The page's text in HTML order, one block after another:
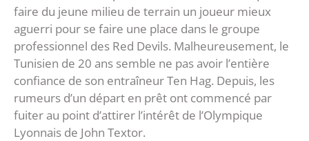
faire du jeune milieu de terrain un joueur mieux
aguerri pour se faire une place dans le groupe
professionnel des Red Devils. Malheureusement, le
Tunisien de 20 ans semble ne pas avoir l’entière
confiance de son entraîneur Ten Hag. Depuis, les
rumeurs d’un départ en prêt ont commencé par
fuiter au point d’attirer l’intérêt de l’Olympique
Lyonnais de John Textor.